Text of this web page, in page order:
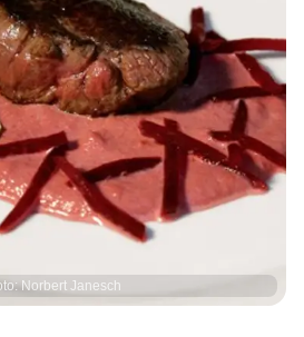
Norbert Janesch